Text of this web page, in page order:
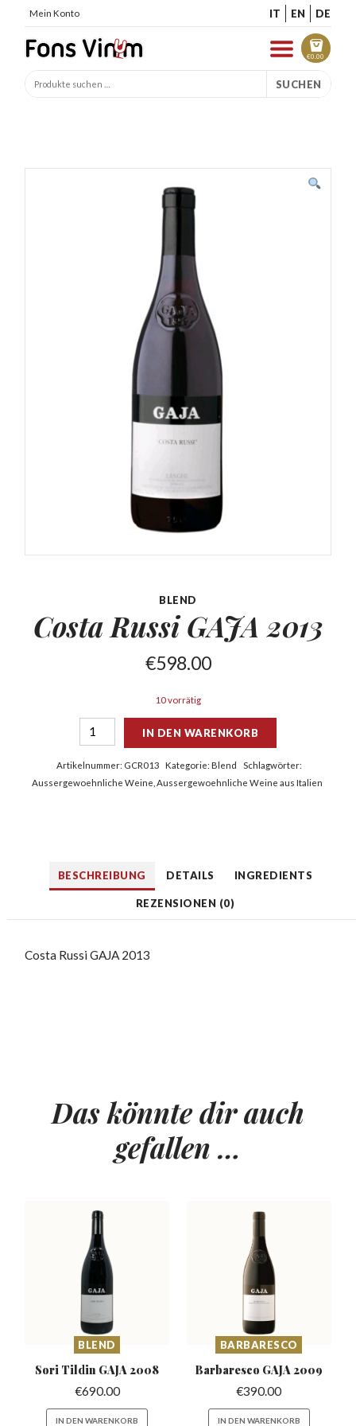
Mein Konto IT EN DE
€0.00
SUCHEN
BLEND
Costa RussiGAJA 2013
€598.00
10 vorrätig
IN DEN WARENKORB
Artikelnummer: GCR013 Kategorie:Blend
Schlagwörter:
Aussergewoehnliche Weine Aussergewoehnliche Weine aus Italien
BESCHREIBUNG DETAILS INGREDIENTS
REZENSIONEN (0)
Costa Russi GAJA 2013
Das könnte dir auch
gefallen …
BLEND
Sori Tildin GAJA 2008
€690.00
IN DEN WARENKORB
BARBARESCO
Barbaresco GAJA 2009
€390.00
IN DEN WARENKORB